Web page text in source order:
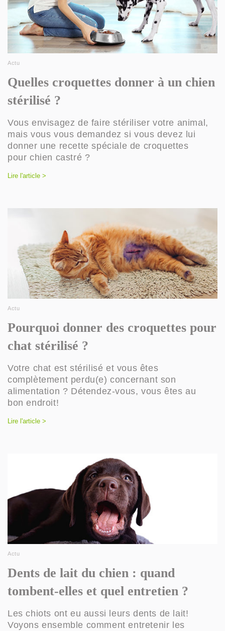
Actu
Quelles croquettes donner à un chien
stérilisé ?
Vous envisagez de faire stériliser votre animal,
mais vous vous demandez si vous devez lui
donner une recette spéciale de croquettes
pour chien castré ?
Lire l'article >
Actu
Pourquoi donner des croquettes pour
chat stérilisé ?
Votre chat est stérilisé et vous êtes
complètement perdu(e) concernant son
alimentation ? Détendez-vous, vous êtes au
bon endroit!
Lire l'article >
Actu
Dents de lait du chien : quand
tombent-elles et quel entretien ?
Les chiots ont eu aussi leurs dents de lait!
Voyons ensemble comment entretenir les